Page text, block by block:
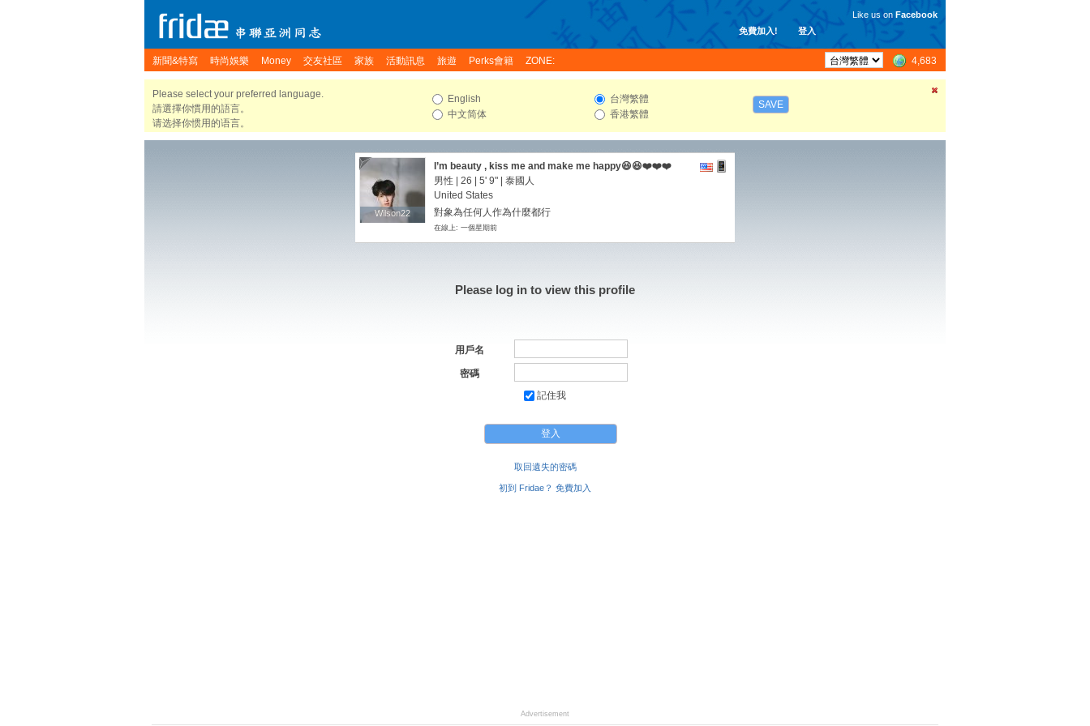
免費加入! 登入
Like us on Facebook
新聞&特寫 時尚娛樂 Money 交友社區 家族 活動訊息 旅遊 Perks會籍 ZONE: 4,683
Please select your preferred language.
請選擇你慣用的語言。
请选择你惯用的语言。
English
中文简体
台灣繁體
香港繁體
SAVE
Wilson22
Wilson22
I’m beauty , kiss me and make me happy😆😆❤️❤️❤️
男性 | 26 | 5' 9" | 泰國人
United States
對象為任何人作為什麼都行
在線上: 一個星期前
Please log in to view this profile
用戶名
密碼
記住我
取回遺失的密碼
初到 Fridae？ 免費加入
Advertisement